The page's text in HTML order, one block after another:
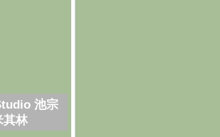
池宗
其林